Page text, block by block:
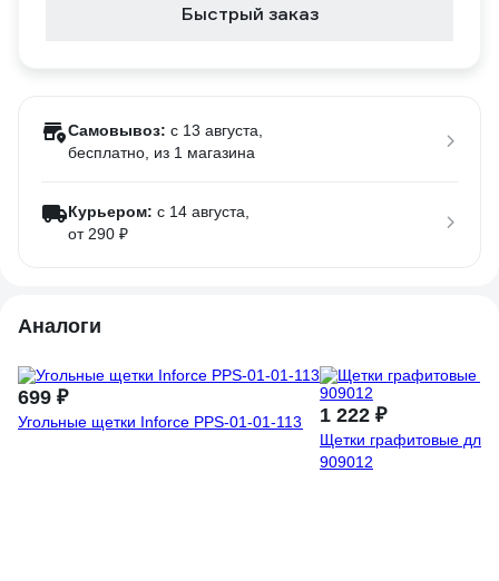
Быстрый заказ
Самовывоз: c 13 августа,
бесплатно , из 1 магазина
Курьером: c 14 августа,
от 290 ₽
Аналоги
699 ₽
Угольные щетки Inforce PPS-01-01-113 1 222 ₽
Щетки графитовые для
909012